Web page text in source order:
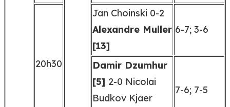
20h30
Jan Choinski 0-2
Alexandre Muller
[13]
6-7; 3-6
Damir Dzumhur
[5] 2-0 Nicolai
Budkov Kjaer
7-6; 7-5